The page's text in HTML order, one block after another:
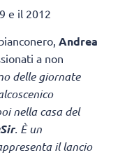
e il 2012
Andrea
a non
delle giornate
nella casa del
. È un
il lancio